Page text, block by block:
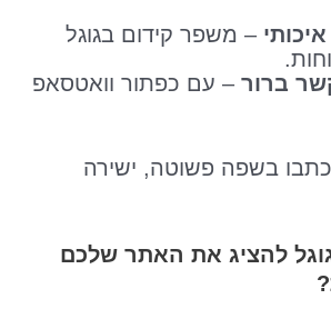
– משפר קידום בגוגל
ברור – עם כפתור וואטסאפ
כתבו בשפה פשוטה, ישירה
לגוגל להציג את האתר שלכם